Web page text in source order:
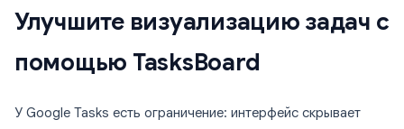
Улучшите визуализацию задач с
помощью TasksBoard
У Google Tasks есть ограничение: интерфейс скрывает